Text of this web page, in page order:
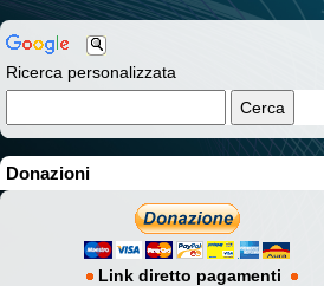
Ricerca personalizzata
Donazioni
Link diretto pagamenti